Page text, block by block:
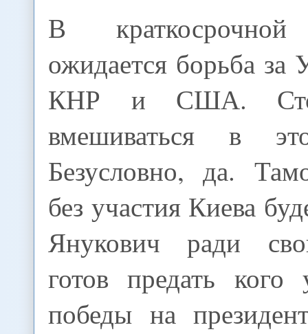
В краткосрочной
ожидается борьба
КНР и США.
вмешиваться в
Безусловно, да.
без участия Киева
Янукович ради
готов предать кого
победы на